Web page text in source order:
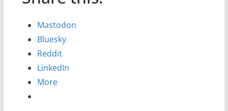
Mastodon
Bluesky
Reddit
LinkedIn
More